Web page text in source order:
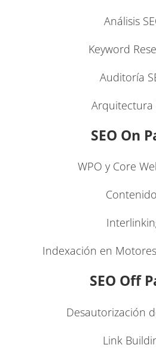
Análisis
Keyword
Auditoría
Arquitectura
SEO On
WPO y Core
Indexación en
SEO Off
Desautorización
Link